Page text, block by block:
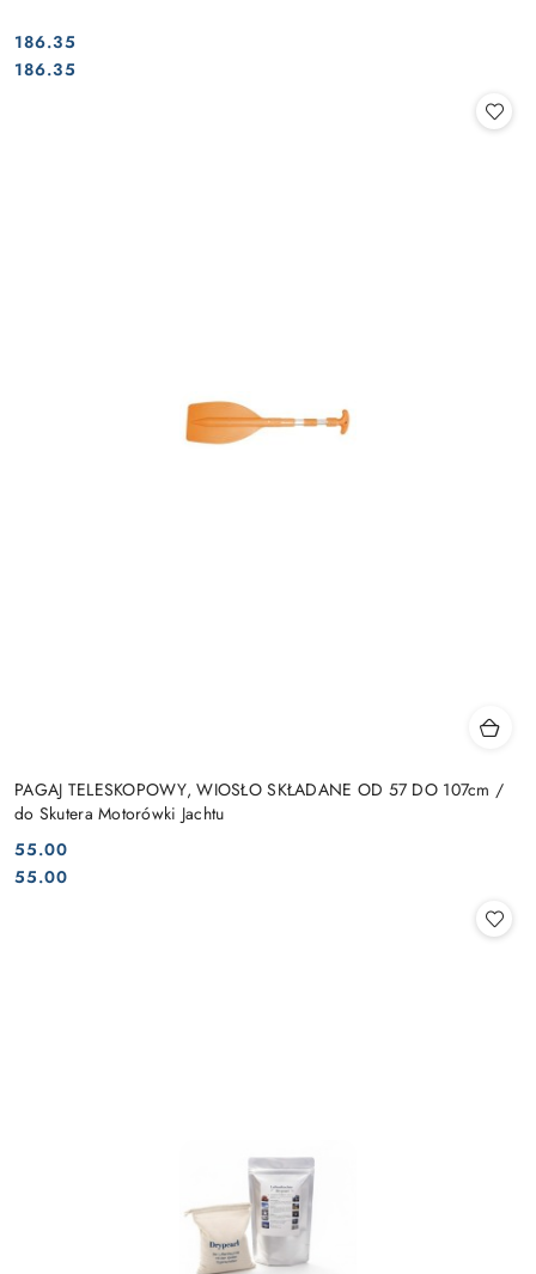
Cena:
186.35
Cena:
186.35
PAGAJ TELESKOPOWY, WIOSŁO SKŁADANE OD 57 DO 107cm /
do Skutera Motorówki Jachtu
Cena:
55.00
Cena:
55.00